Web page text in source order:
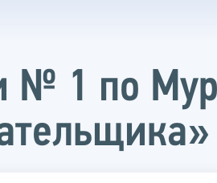
1 по